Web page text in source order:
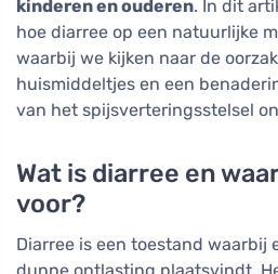
kinderen en ouderen. In dit
hoe diarree op een natuurlijke
waarbij we kijken naar de
huismiddeltjes en een
van het spijsverteringsstelsel
Wat is diarree en
voor?
Diarree is een toestand waarbij